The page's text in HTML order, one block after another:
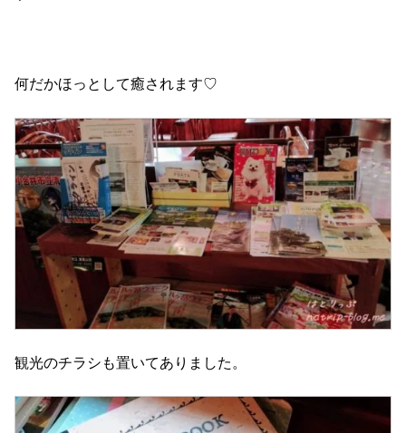
何だかほっとして癒されます♡
観光のチラシも置いてありました。